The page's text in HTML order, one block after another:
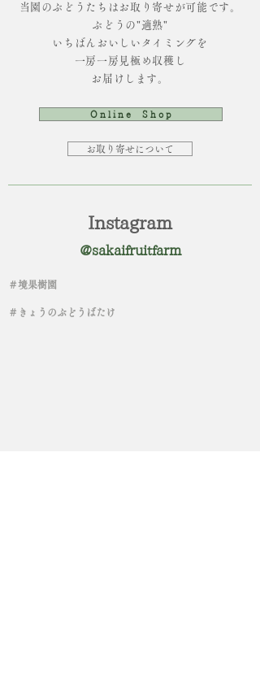
当園のぶどうたちはお取り寄せが可能です。
​ぶどうの"適熟"
いちばんおいしいタイミングを
一房一房見極め収穫し
お届けします。
O n l i n e S h o p
お取り寄せについて
​Instagram
@sakaifruitfarm
＃境果樹園
＃きょうのぶどうばたけ